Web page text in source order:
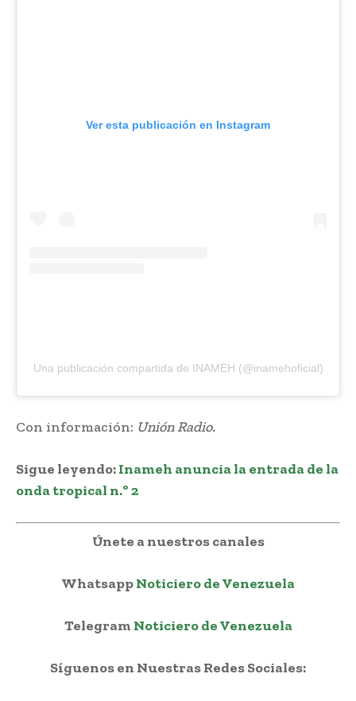
Ver esta publicación en Instagram
Una publicación compartida de INAMEH (@inamehoficial)
Con información: Unión Radio.
Sigue leyendo:Inameh anuncia la entrada de la
onda tropical n.º 2
Únete a nuestros canales
WhatsappNoticiero de Venezuela
Telegram Noticiero de Venezuela
Síguenos en Nuestras Redes Sociales: